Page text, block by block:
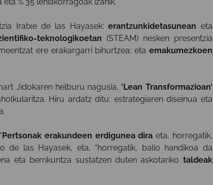
Iratxe de las Hayasek:erantzunkidetasunean eta
teknologikoetan(STEAM) nesken presentzia
ere erakargarri bihurtzea; eta emakumezkoen
Jidokaren helburu nagusia, ‘Lean Transformazioan’
Hiru ardatz ditu: estrategiaren diseinua eta
Pertsonak erakundeen erdigunea dira eta, horregatik,
de las Hayasek, eta, “horregatik, balio handikoa da
eta berrikuntza sustatzen duten askotariko taldeak